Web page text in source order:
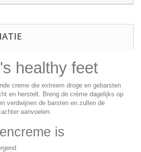
healthy feet
creme die extreem droge en gebarsten
en herstelt. Breng de crème dagelijks op
verdwijnen de barsten en zullen de
aanvoelen.
is